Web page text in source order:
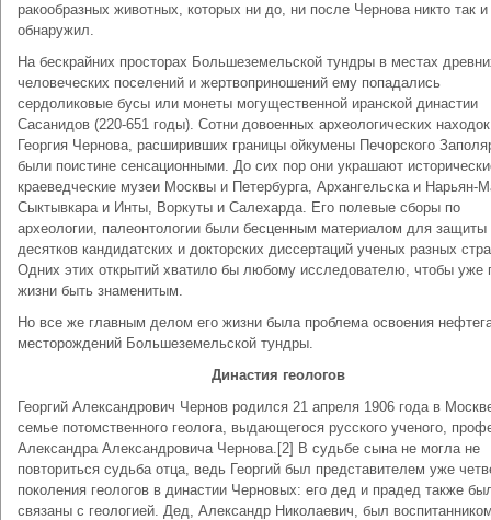
ракообразных животных, которых ни до, ни после Чернова никто так и
обнаружил.
На бескрайних просторах Большеземельской тундры в местах
человеческих поселений и жертвоприношений ему попадались
сердоликовые бусы или монеты могущественной иранской династии
Сасанидов (220-651 годы). Сотни довоенных археологических находок
Георгия Чернова, расширивших границы ойкумены Печорского
были поистине сенсационными. До сих пор они украшают
краеведческие музеи Москвы и Петербурга, Архангельска и Нарьян-
Сыктывкара и Инты, Воркуты и Салехарда. Его полевые сборы по
археологии, палеонтологии были бесценным материалом для защиты
десятков кандидатских и докторских диссертаций ученых разных
Одних этих открытий хватило бы любому исследователю, чтобы уже
жизни быть знаменитым.
Но все же главным делом его жизни была проблема освоения
месторождений Большеземельской тундры.
Династия геологов
Георгий Александрович Чернов родился 21 апреля 1906 года в
семье потомственного геолога, выдающегося русского ученого,
Александра Александровича Чернова.[2] В судьбе сына не могла не
повториться судьба отца, ведь Георгий был представителем уже
поколения геологов в династии Черновых: его дед и прадед также
связаны с геологией. Дед, Александр Николаевич, был